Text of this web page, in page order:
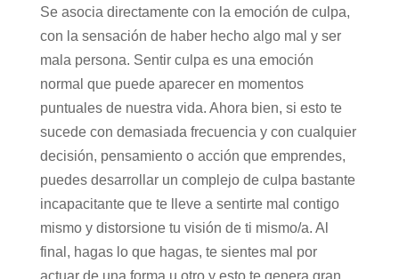
Se asocia directamente con la emoción de culpa,
con la sensación de haber hecho algo mal y ser
mala persona. Sentir culpa es una emoción
normal que puede aparecer en momentos
puntuales de nuestra vida. Ahora bien, si esto te
sucede con demasiada frecuencia y con cualquier
decisión, pensamiento o acción que emprendes,
puedes desarrollar un complejo de culpa bastante
incapacitante que te lleve a sentirte mal contigo
mismo y distorsione tu visión de ti mismo/a. Al
final, hagas lo que hagas, te sientes mal por